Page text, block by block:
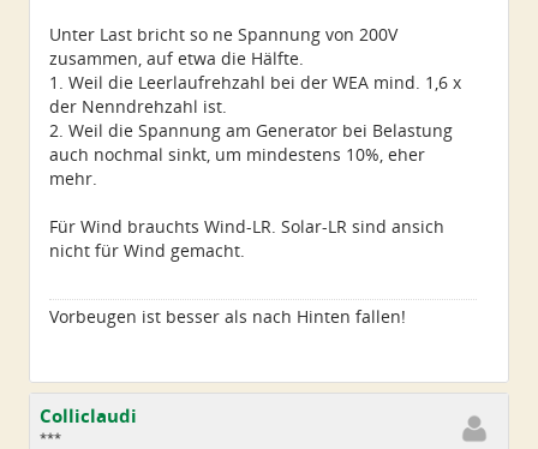
Unter Last bricht so ne Spannung von 200V
zusammen, auf etwa die Hälfte.
1. Weil die Leerlaufrehzahl bei der WEA mind. 1,6 x
der Nenndrehzahl ist.
2. Weil die Spannung am Generator bei Belastung
auch nochmal sinkt, um mindestens 10%, eher
mehr.
Für Wind brauchts Wind-LR. Solar-LR sind ansich
nicht für Wind gemacht.
Vorbeugen ist besser als nach Hinten fallen!
Colliclaudi
***